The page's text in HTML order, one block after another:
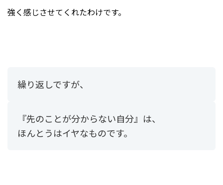
強く感じさせてくれたわけです。
繰り返しですが、
『先のことが分からない自分』は、
ほんとうはイヤなものです。